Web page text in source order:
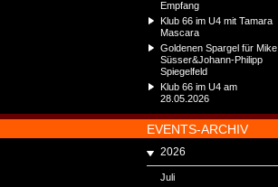
Empfang
Klub 66 im U4 mit Tamara
Mascara
Goldenen Spargel für Mike
Süsser&Johann-Philipp
Spiegelfeld
Klub 66 im U4 am
28.05.2026
EVENTS-ARCHIV
2026
Juli